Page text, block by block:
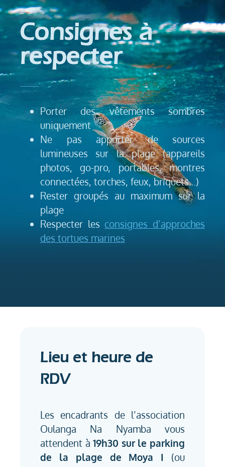
Consignes à
respecter
Porter des vêtements sombres
uniquement
Ne pas apporter de sources
lumineuses sur la plage (appareils
photos, go-pro, portables, montres
connectées, torches, feux, briquets…)
Rester groupés au maximum sur la
plage
Respecter les consignes d’approches
des tortues marines
Lieu et heure de
RDV
Les encadrants de l’association
Oulanga Na Nyamba vous
attendent à19h30 sur le parking
de la plage de Moya I (ou